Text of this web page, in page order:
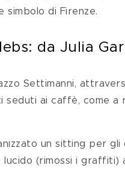
simbolo di Firenze.
da Julia
Settimanni,
seduti ai caffè, come
un sitting per
(rimossi i graffiti)